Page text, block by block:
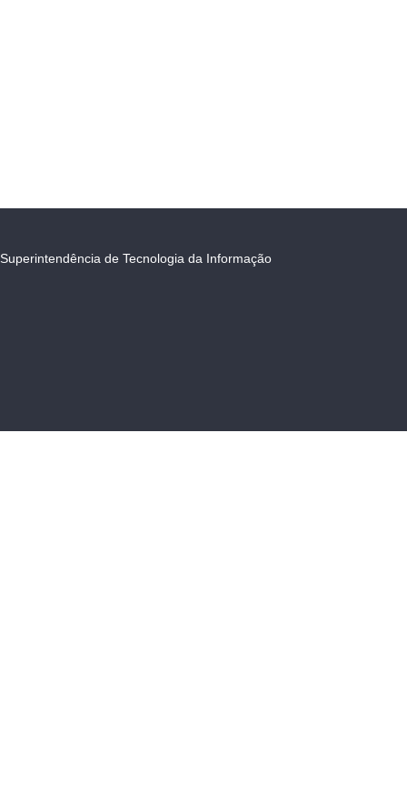
Superintendência de Tecnologia da Informação